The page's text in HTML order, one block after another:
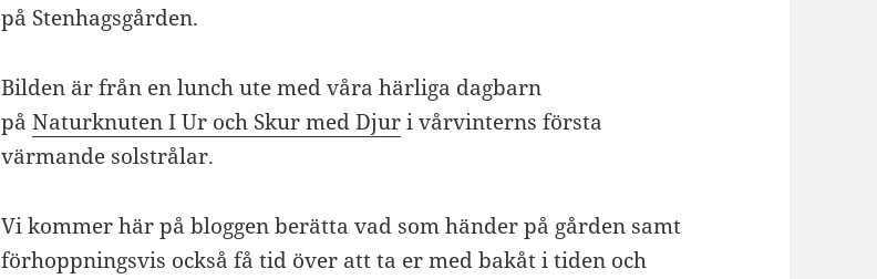
på Stenhagsgården.
Bilden är från en lunch ute med våra härliga dagbarn
påNaturknuten I Ur och Skur med Djuri vårvinterns första
värmande solstrålar.
Vi kommer här på bloggen berätta vad som händer på gården samt
förhoppningsvis också få tid över att ta er med bakåt i tiden och